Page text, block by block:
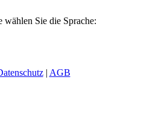
wählen Sie die Sprache:
| AGB